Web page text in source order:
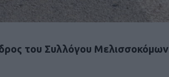
του Συλλόγου Μελισσοκόμων